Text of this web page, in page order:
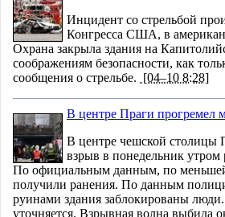
Инцидент со стрельбой
Конгресса США, в
Охрана закрыла здания на
соображениям безопасности, как
сообщения о стрельбе. [04–10 8:28]
В центре Праги прогремел
В центре чешской столицы
взрыв в понедельник утром
По официальным данным, по
получили ранения. По данным
руинами здания заблокированы
уточняется. Взрывная волна выбила